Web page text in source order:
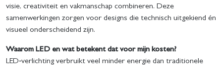
visie, creativiteit en vakmanschap combineren. Deze
samenwerkingen zorgen voor designs die technisch uitgekiend én
visueel onderscheidend zijn.
Waarom LED en wat betekent dat voor mijn kosten?
LED‐verlichting verbruikt veel minder energie dan traditionele